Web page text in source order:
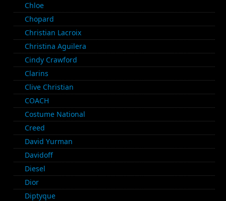
Chloe
Chopard
Christian Lacroix
Christina Aguilera
Cindy Crawford
Clarins
Clive Christian
COACH
Costume National
Creed
David Yurman
Davidoff
Diesel
Dior
Diptyque